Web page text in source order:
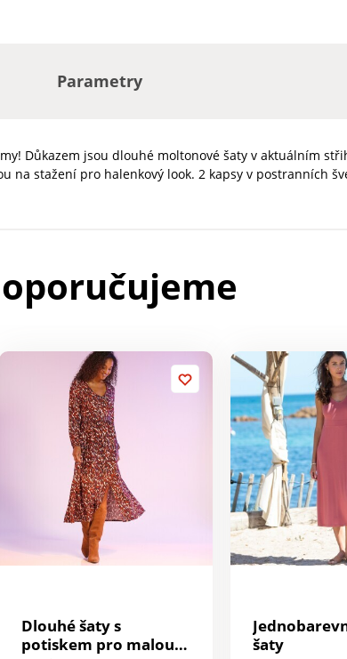
Parametry
Důkazem jsou dlouhé moltonové šaty v aktuálním
na stažení pro halenkový look. 2 kapsy v postranních
Dlouhé šaty s
potiskem pro malou
šaty